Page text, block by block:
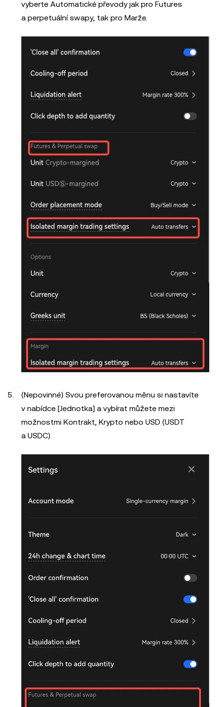
vyberte Automatické převody jak pro Futures
a perpetuální swapy, tak pro Marže.
(Nepovinné) Svou preferovanou měnu si nastavíte
v nabídce [Jednotka] a vybírat můžete mezi
možnostmi Kontrakt, Krypto nebo USD (USDT
a USDC).